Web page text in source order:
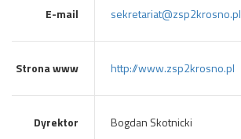
E-mail sekretariat@zsp2krosno.pl
Strona www http://www.zsp2krosno.pl
Dyrektor Bogdan Skotnicki